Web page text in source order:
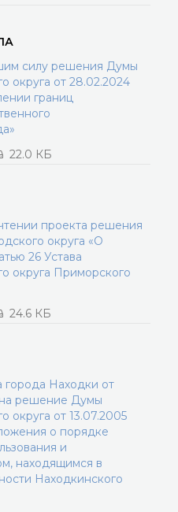
силу решения Думы
округа от 28.02.2024
границ
22.0 КБ
проекта решения
округа «О
26 Устава
округа Приморского
24.6 КБ
города Находки от
решение Думы
округа от 13.07.2005
о порядке
и
находящимся в
Находкинского